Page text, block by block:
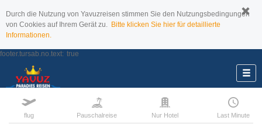
Durch die Nutzung von Yavuzreisen stimmen Sie den Nutzungsbedingungen
von Cookies auf Ihrem Gerät zu. Bitte klicken Sie hier für detaillierte
Informationen.
footer.tursab.no.text: true
flug Pauschalreise Nur Hotel Last Minute